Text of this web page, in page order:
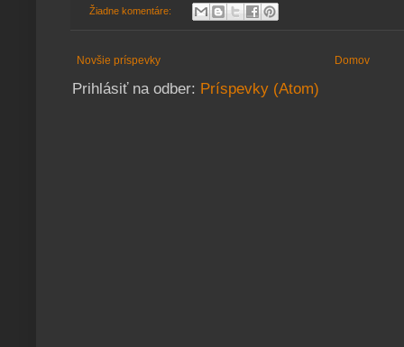
Žiadne komentáre:
Novšie príspevky Domov
Prihlásiť na odber: Príspevky (Atom)